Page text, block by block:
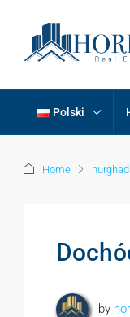
Polski
Home
by